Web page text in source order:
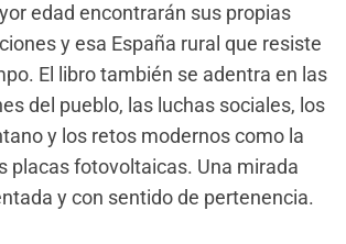
edad encontrarán sus propias
y esa España rural que resiste
El libro también se adentra en las
del pueblo, las luchas sociales, los
y los retos modernos como la
placas fotovoltaicas. Una mirada
y con sentido de pertenencia.